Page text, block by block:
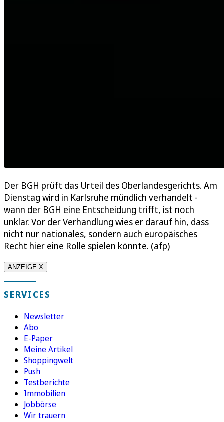
Der BGH prüft das Urteil des Oberlandesgerichts. Am
Dienstag wird in Karlsruhe mündlich verhandelt -
wann der BGH eine Entscheidung trifft, ist noch
unklar. Vor der Verhandlung wies er darauf hin, dass
nicht nur nationales, sondern auch europäisches
Recht hier eine Rolle spielen könnte. (afp)
ANZEIGE X
SERVICES
Newsletter
Abo
E-Paper
Meine Artikel
Shoppingwelt
Push
Testberichte
Immobilien
Jobbörse
Wir trauern